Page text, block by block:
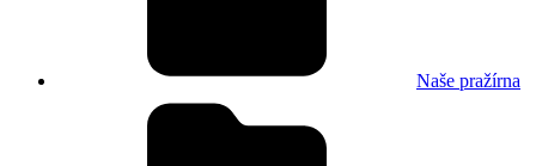
Naše pražírna